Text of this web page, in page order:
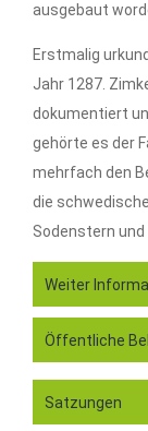
ausgebaut
Erstmalig
Jahr 1287.
dokumentiert
gehörte es der
mehrfach den
die
Sodenstern und
Weiter
Öffentliche
Satzungen